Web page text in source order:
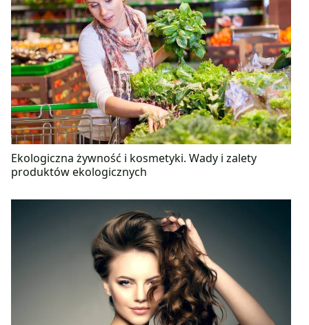
Ekologiczna żywność i kosmetyki. Wady i zalety
produktów ekologicznych